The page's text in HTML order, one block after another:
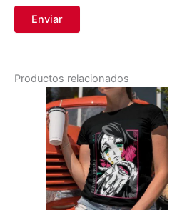
Productos relacionados
Este
producto
tiene
múltiples
variantes.
Las
opciones